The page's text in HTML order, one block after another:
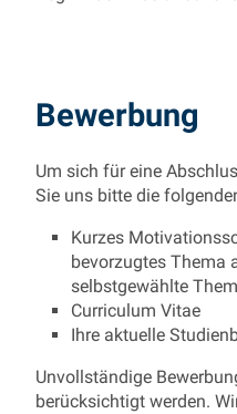
Bewerbung
Um sich für eine
Sie uns bitte die
Kurzes
bevorzugtes Thema
selbstgewählte
Curriculum Vitae
Ihre aktuelle
Unvollständige
berücksichtigt werden.